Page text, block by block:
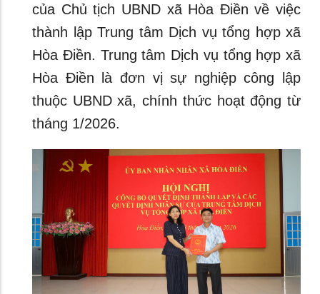
của Chủ tịch UBND xã Hòa Điền về việc
thành lập Trung tâm Dịch vụ tổng hợp xã
Hòa Điền. Trung tâm Dịch vụ tổng hợp xã
Hòa Điền là đơn vị sự nghiệp công lập
thuộc UBND xã, chính thức hoạt động từ
tháng 1/2026.